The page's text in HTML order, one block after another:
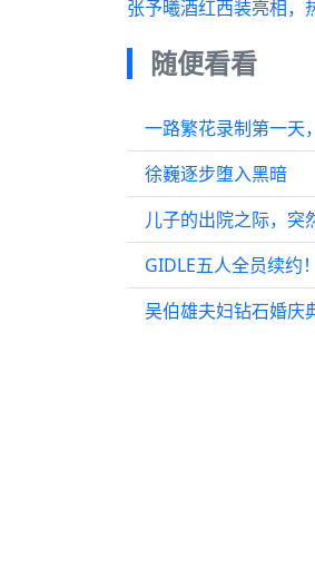
张予曦酒红西装亮相，
随便看看
一路繁花录制第一天
徐巍逐步堕入黑暗
GIDLE五人全员续约！